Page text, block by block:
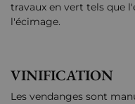
travaux en vert tels que
l'écimage.
VINIFICATION
Les vendanges sont